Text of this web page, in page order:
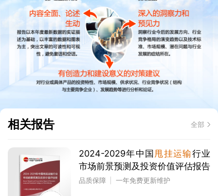
相关报告 全部
2024-2029年中国 甩挂运输行业
市场前景预测及投资价值评估报告
品质保障 一年免费更新维护